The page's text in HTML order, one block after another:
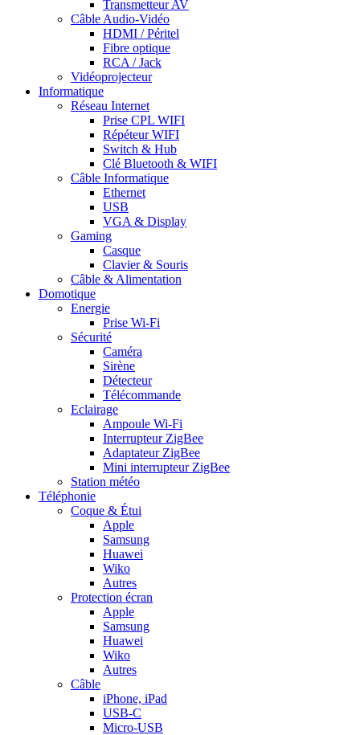
Transmetteur AV
Câble Audio-Vidéo
HDMI / Péritel
Fibre optique
RCA / Jack
Vidéoprojecteur
Informatique
Réseau Internet
Prise CPL WIFI
Répéteur WIFI
Switch & Hub
Clé Bluetooth & WIFI
Câble Informatique
Ethernet
USB
VGA & Display
Gaming
Casque
Clavier & Souris
Câble & Alimentation
Domotique
Energie
Prise Wi-Fi
Sécurité
Caméra
Sirène
Détecteur
Télécommande
Eclairage
Ampoule Wi-Fi
Interrupteur ZigBee
Adaptateur ZigBee
Mini interrupteur ZigBee
Station météo
Téléphonie
Coque & Étui
Apple
Samsung
Huawei
Wiko
Autres
Protection écran
Apple
Samsung
Huawei
Wiko
Autres
Câble
iPhone, iPad
USB-C
Micro-USB